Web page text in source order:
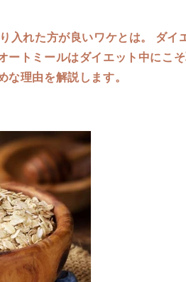
入れた方が良いワケとは。 ダイ
トミールはダイエット中にこ
理由を解説します。